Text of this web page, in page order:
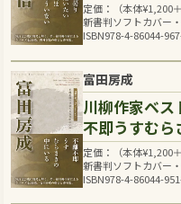
定価：（本体¥1,200
新書判ソフトカバー
ISBN978-4-86044-
富田房成
川柳作家ベ
不即うすむら
定価：（本体¥1,200
新書判ソフトカバー
ISBN978-4-86044-